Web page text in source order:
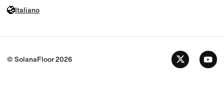
Italiano
© SolanaFloor2026